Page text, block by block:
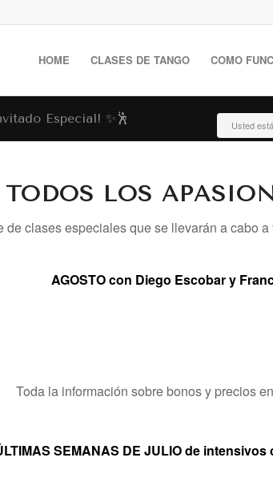
HOME CLASES DE TANGO COMO
Especial! ✨🕺 Usted
TODOS LOS
clases especiales que se llevarán a cabo
AGOSTO con Diego Escobar y
Toda la información sobre bonos y precios
SEMANAS DE JULIO de